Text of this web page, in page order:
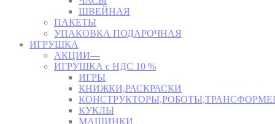
ШВЕЙНАЯ
ПАКЕТЫ
УПАКОВКА ПОДАРОЧНАЯ
ИГРУШКА
АКЦИИ—
ИГРУШКА с НДС 10 %
ИГРЫ
КНИЖКИ,РАСКРАСКИ
КУКЛЫ
МАШИНКИ